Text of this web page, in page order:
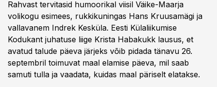
Rahvast tervitasid humoorikal viisil Väike-Maarja
volikogu esimees, rukkikuningas Hans Kruusamägi ja
vallavanem Indrek Kesküla. Eesti Külaliikumise
Kodukant juhatuse liige Krista Habakukk lausus, et
avatud talude päeva järjeks võib pidada tänavu 26.
septembril toimuvat maal elamise päeva, mil saab
samuti tulla ja vaadata, kuidas maal päriselt elatakse.